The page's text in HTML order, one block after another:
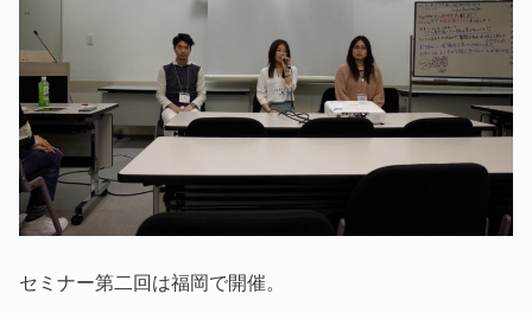
セミナー第二回は福岡で開催。